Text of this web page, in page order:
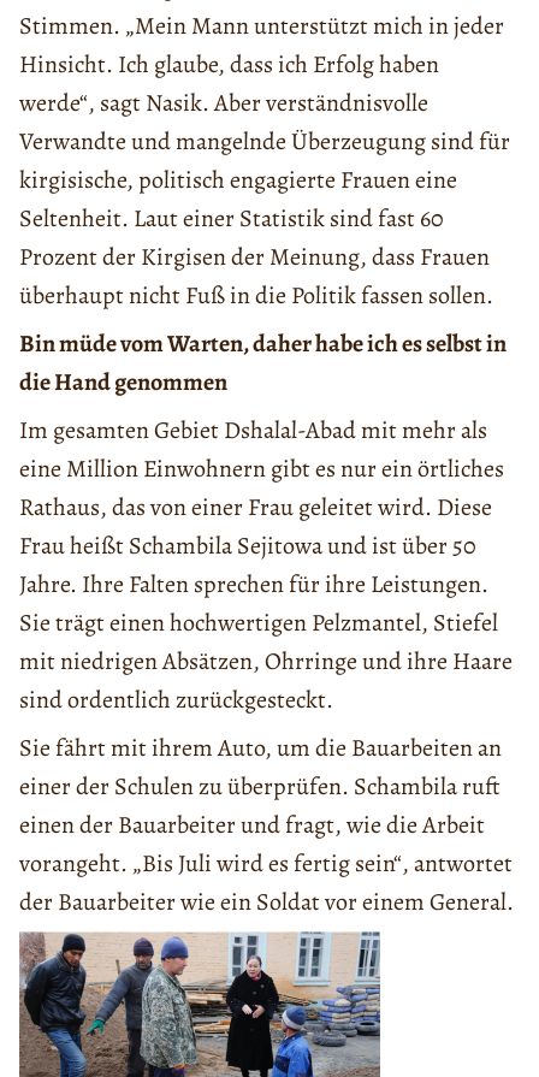
Stimmen. „Mein Mann unterstützt mich in jeder
Hinsicht. Ich glaube, dass ich Erfolg haben
werde“, sagt Nasik. Aber verständnisvolle
Verwandte und mangelnde Überzeugung sind für
kirgisische, politisch engagierte Frauen eine
Seltenheit. Laut einer Statistik sind fast 60
Prozent der Kirgisen der Meinung, dass Frauen
überhaupt nicht Fuß in die Politik fassen sollen.
Bin müde vom Warten, daher habe ich es selbst in
die Hand genommen
Im gesamten Gebiet Dshalal-Abad mit mehr als
eine Million Einwohnern gibt es nur ein örtliches
Rathaus, das von einer Frau geleitet wird. Diese
Frau heißt Schambila Sejitowa und ist über 50
Jahre. Ihre Falten sprechen für ihre Leistungen.
Sie trägt einen hochwertigen Pelzmantel, Stiefel
mit niedrigen Absätzen, Ohrringe und ihre Haare
sind ordentlich zurückgesteckt.
Sie fährt mit ihrem Auto, um die Bauarbeiten an
einer der Schulen zu überprüfen. Schambila ruft
einen der Bauarbeiter und fragt, wie die Arbeit
vorangeht. „Bis Juli wird es fertig sein“, antwortet
der Bauarbeiter wie ein Soldat vor einem General.